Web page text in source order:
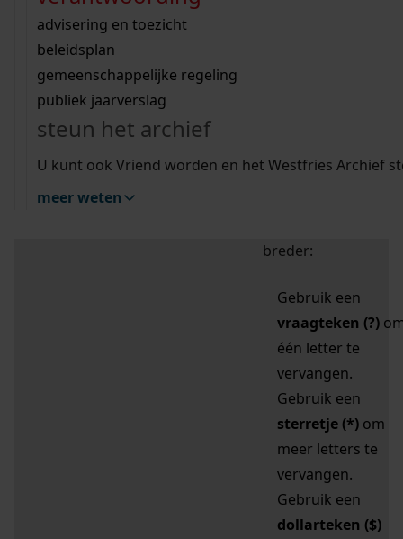
bouwvergunningen
omgevingsvergunningen
vergunningen
beeld en geluid
uitleg nodig?
Wij helpen u op weg met een aantal zoektips.
bekijk alle zoektips
Wij helpen u op weg met een aantal zoektips.
bekijk alle zoektips
bekijk ons geschiedenislokaal
advisering en toezicht
beleidsplan
gemeenschappelijke regeling
publiek jaarverslag
steun het archief
U kunt ook Vriend worden en het Westfries Archief
meer weten
zoektips
Mijn Studiezaal (inloggen)
uw zoekopdracht te
breder:
Gebruik een
vraagteken (?)
één letter te
vervangen.
Gebruik een
sterretje (*) om
meer letters te
vervangen.
Gebruik een
dollarteken ($)